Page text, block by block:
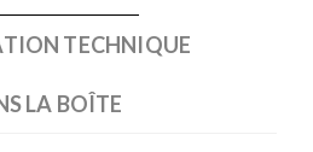
TECHNIQUE
LA BOÎTE